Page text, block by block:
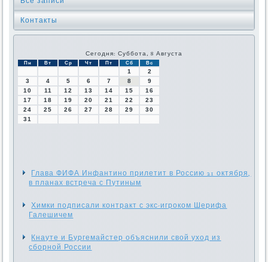
Контакты
Сегодня: Суббота, 8 Августа
Пн Вт Ср Чт Пт Сб Вс
1
2
3
4 5 6 7 8
9
10
11 12 13 14 15
16
17
18 19 20 21 22
23
24
25 26 27 28 29
30
31
Глава ФИФА Инфантино прилетит в Россию 21 октября,
в планах встреча с Путиным
Химки подписали контракт с экс-игроком Шерифа
Галешичем
Кнауте и Бургемайстер объяснили свой уход из
сборной России